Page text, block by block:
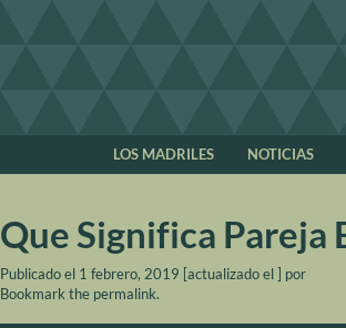
LOS MADRILES NOTICIAS
Que Significa Pareja
Publicado el 1 febrero, 2019 [actualizado el] por
Bookmark the permalink.